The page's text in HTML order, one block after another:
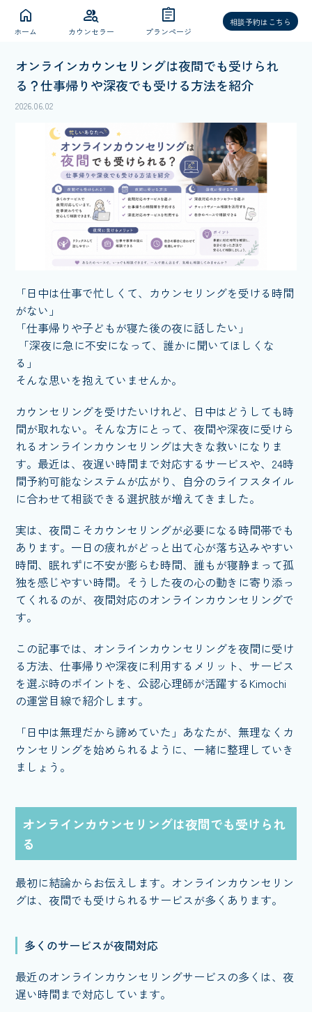
home
ホーム
group_search
カウンセラー
assignment
プランページ
相談予約はこちら
オンラインカウンセリングは夜間でも受けられ
る？仕事帰りや深夜でも受ける方法を紹介
2026.06.02
「日中は仕事で忙しくて、カウンセリングを受ける時間
がない」
「仕事帰りや子どもが寝た後の夜に話したい」
「深夜に急に不安になって、誰かに聞いてほしくな
る」
そんな思いを抱えていませんか。
カウンセリングを受けたいけれど、日中はどうしても時
間が取れない。そんな方にとって、夜間や深夜に受けら
れるオンラインカウンセリングは大きな救いになりま
す。最近は、夜遅い時間まで対応するサービスや、24時
間予約可能なシステムが広がり、自分のライフスタイル
に合わせて相談できる選択肢が増えてきました。
実は、夜間こそカウンセリングが必要になる時間帯でも
あります。一日の疲れがどっと出て心が落ち込みやすい
時間、眠れずに不安が膨らむ時間、誰もが寝静まって孤
独を感じやすい時間。そうした夜の心の動きに寄り添っ
てくれるのが、夜間対応のオンラインカウンセリングで
す。
この記事では、オンラインカウンセリングを夜間に受け
る方法、仕事帰りや深夜に利用するメリット、サービス
を選ぶ時のポイントを、公認心理師が活躍するKimochi
の運営目線で紹介します。
「日中は無理だから諦めていた」あなたが、無理なくカ
ウンセリングを始められるように、一緒に整理していき
ましょう。
オンラインカウンセリングは夜間でも受けられ
る
最初に結論からお伝えします。オンラインカウンセリン
グは、夜間でも受けられるサービスが多くあります。
多くのサービスが夜間対応
最近のオンラインカウンセリングサービスの多くは、夜
遅い時間まで対応しています。